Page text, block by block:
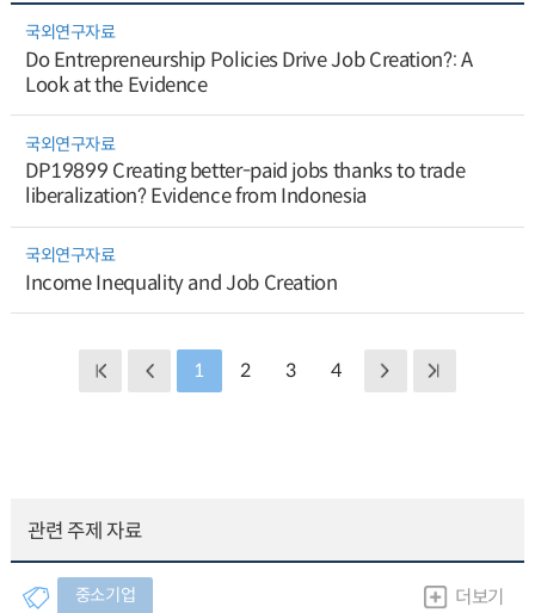
국외연구자료
Do Entrepreneurship Policies Drive Job Creation?: A
Look at the Evidence
국외연구자료
DP19899 Creating better-paid jobs thanks to trade
liberalization? Evidence from Indonesia
국외연구자료
Income Inequality and Job Creation
1 2 3 4
관련 주제 자료
중소기업 더보기